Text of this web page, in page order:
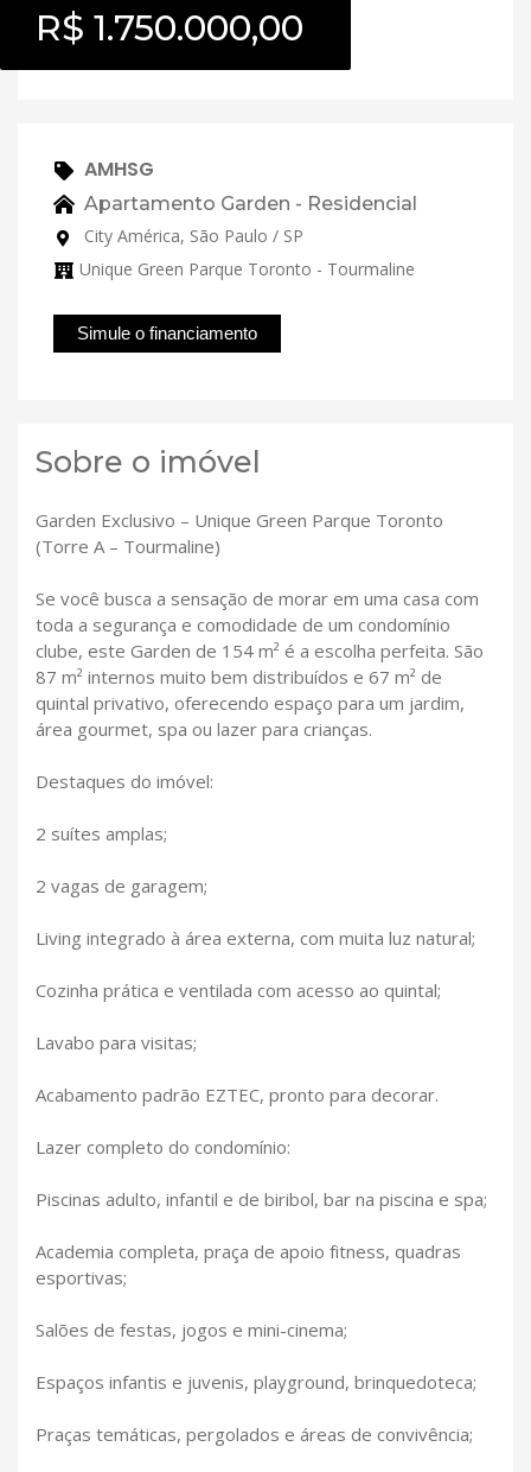
R$ 1.750.000,00
AMHSG
Apartamento Garden - Residencial
City América, São Paulo / SP
Unique Green Parque Toronto - Tourmaline
Simule o financiamento
Sobre o imóvel
Garden Exclusivo – Unique Green Parque Toronto
(Torre A – Tourmaline)
Se você busca a sensação de morar em uma casa com
toda a segurança e comodidade de um condomínio
clube, este Garden de 154 m² é a escolha perfeita. São
87 m² internos muito bem distribuídos e 67 m² de
quintal privativo, oferecendo espaço para um jardim,
área gourmet, spa ou lazer para crianças.
Destaques do imóvel:
2 suítes amplas;
2 vagas de garagem;
Living integrado à área externa, com muita luz natural;
Cozinha prática e ventilada com acesso ao quintal;
Lavabo para visitas;
Acabamento padrão EZTEC, pronto para decorar.
Lazer completo do condomínio:
Piscinas adulto, infantil e de biribol, bar na piscina e spa;
Academia completa, praça de apoio fitness, quadras
esportivas;
Salões de festas, jogos e mini-cinema;
Espaços infantis e juvenis, playground, brinquedoteca;
Praças temáticas, pergolados e áreas de convivência;